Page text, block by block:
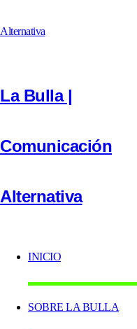
La Bulla |
Comunicación
Alternativa
INICIO
SOBRE LA BULLA